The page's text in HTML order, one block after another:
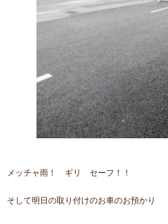
メッチャ雨！ ギリ セーフ！！
そして明日の取り付けのお車のお預かり